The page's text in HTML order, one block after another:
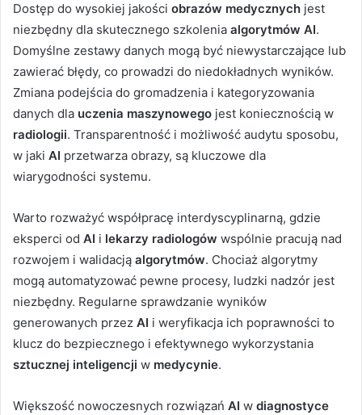
Dostęp do wysokiej jakości obrazów medycznych jest
niezbędny dla skutecznego szkolenia algorytmów AI.
Domyślne zestawy danych mogą być niewystarczające lub
zawierać błędy, co prowadzi do niedokładnych wyników.
Zmiana podejścia do gromadzenia i kategoryzowania
danych dla uczenia maszynowego jest koniecznością w
radiologii. Transparentność i możliwość audytu sposobu,
w jaki AI przetwarza obrazy, są kluczowe dla
wiarygodności systemu.
Warto rozważyć współpracę interdyscyplinarną, gdzie
eksperci od AI i lekarzy radiologów wspólnie pracują nad
rozwojem i walidacją algorytmów. Chociaż algorytmy
mogą automatyzować pewne procesy, ludzki nadzór jest
niezbędny. Regularne sprawdzanie wyników
generowanych przez AI i weryfikacja ich poprawności to
klucz do bezpiecznego i efektywnego wykorzystania
sztucznej inteligencji w medycynie.
Większość nowoczesnych rozwiązań AI w diagnostyce